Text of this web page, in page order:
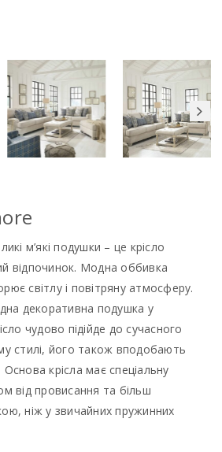
м’які подушки – це крісло
відпочинок. Модна оббивка
світлу і повітряну атмосферу.
декоративна подушка у
чудово підійде до сучасного
стилі, його також вподобають
крісла має спеціальну
від провисання та більш
ніж у звичайних пружинних